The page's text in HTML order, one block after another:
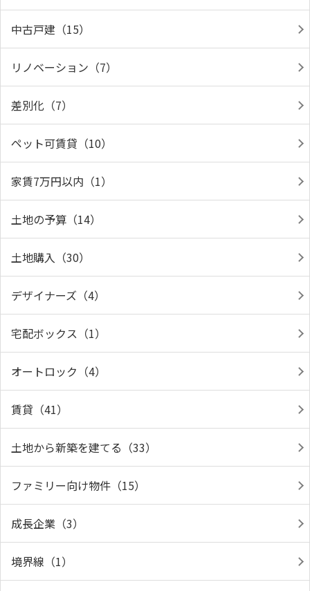
中古戸建（15）
リノベーション（7）
差別化（7）
ペット可賃貸（10）
家賃7万円以内（1）
土地の予算（14）
土地購入（30）
デザイナーズ（4）
宅配ボックス（1）
オートロック（4）
賃貸（41）
土地から新築を建てる（33）
ファミリー向け物件（15）
成長企業（3）
境界線（1）